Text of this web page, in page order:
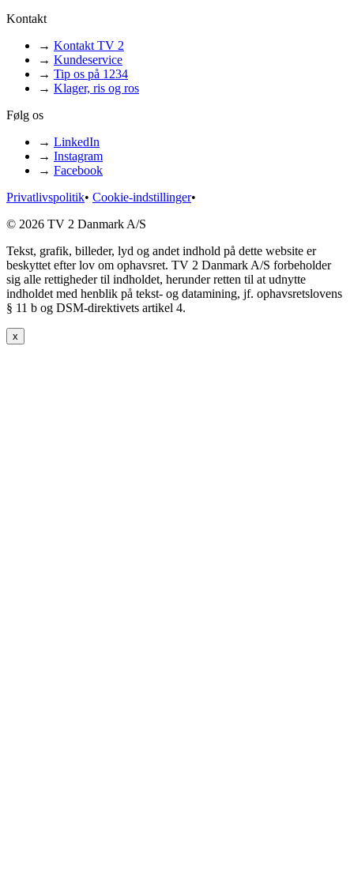
Kontakt
→ Kontakt TV 2
→ Kundeservice
→ Tip os på 1234
→ Klager, ris og ros
Følg os
→ LinkedIn
→ Instagram
→ Facebook
Privatlivspolitik• Cookie-indstillinger•
© 2026 TV 2 Danmark A/S
Tekst, grafik, billeder, lyd og andet indhold på dette website er
beskyttet efter lov om ophavsret. TV 2 Danmark A/S forbeholder
sig alle rettigheder til indholdet, herunder retten til at udnytte
indholdet med henblik på tekst- og datamining, jf. ophavsretslovens
§ 11 b og DSM-direktivets artikel 4.
x